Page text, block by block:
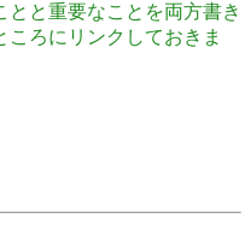
と重要なことを両方書き
ころにリンクしておきま